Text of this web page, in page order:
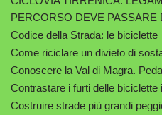
PERCORSO DEVE PASSARE
Codice della Strada: le biciclette
Come riciclare un divieto di
Conoscere la Val di Magra.
Contrastare i furti delle biciclette
Costruire strade più grandi